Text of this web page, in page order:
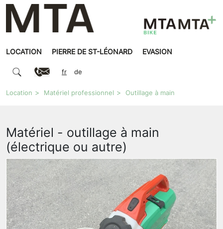
LOCATION PIERRE DE ST-LÉONARD EVASION
fr de
Location Matériel professionnel Outillage à main
Matériel - outillage à main
(électrique ou autre)